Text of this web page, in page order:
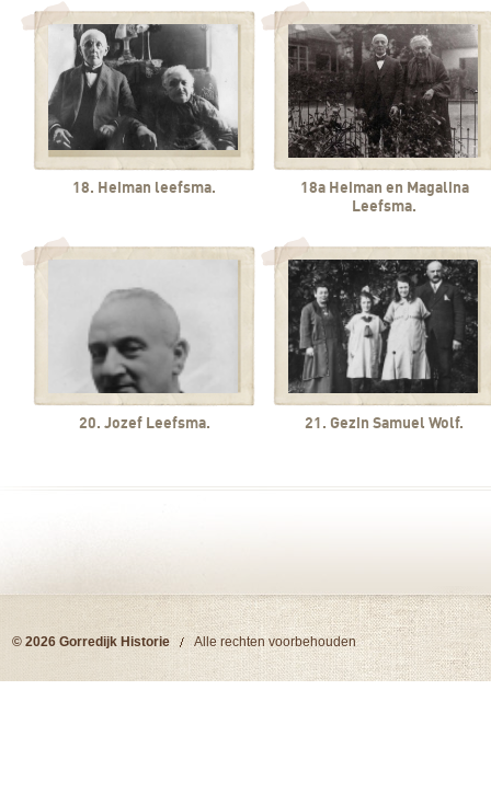
18. Heiman leefsma.
18a Heiman en Magalina
Leefsma.
20. Jozef Leefsma. 21. Gezin Samuel Wolf.
© 2026 Gorredijk Historie Alle rechten voorbehouden